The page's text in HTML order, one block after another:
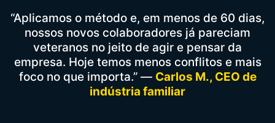
“Aplicamos o método e, em menos de 60 dias,
nossos novos colaboradores já pareciam
veteranos no jeito de agir e pensar da
empresa. Hoje temos menos conflitos e mais
foco no que importa.” — Carlos M., CEO de
indústria familiar